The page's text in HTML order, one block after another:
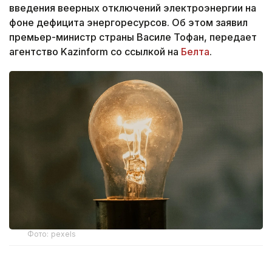
введения веерных отключений электроэнергии на
фоне дефицита энергоресурсов. Об этом заявил
премьер-министр страны Василе Тофан, передает
агентство Kazinform со ссылкой на Белта.
Фото: pexels